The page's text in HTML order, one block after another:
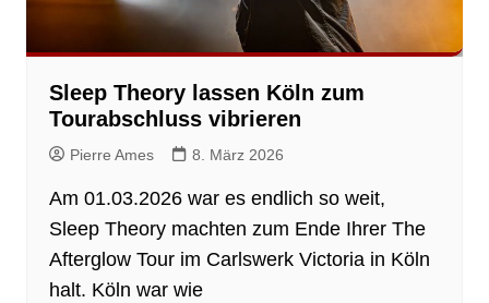
Sleep Theory lassen Köln zum
Tourabschluss vibrieren
Pierre Ames 8. März 2026
Am 01.03.2026 war es endlich so weit,
Sleep Theory machten zum Ende Ihrer The
Afterglow Tour im Carlswerk Victoria in Köln
halt. Köln war wie